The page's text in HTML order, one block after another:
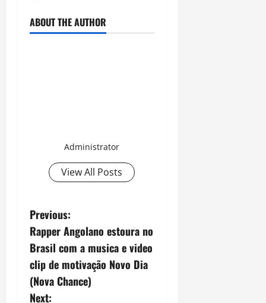
ABOUT THE AUTHOR
Administrator
View All Posts
P
o
s
t
Previous:
Rapper Angolano estoura no
Brasil com a musica e video
clip de motivação Novo Dia
(Nova Chance)
Next: